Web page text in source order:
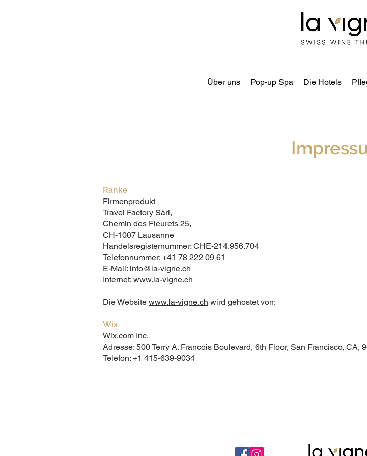
Über uns Pop-up Spa Die Hotels
Ranke
Firmenprodukt
Travel Factory Sàrl,
Chemin des Fleurets 25,
CH-1007 Lausanne
Handelsregisternummer: CHE-214.956.704
Telefonnummer: +41 78 222 09 61
E-Mail: info@la-vigne.ch
Internet: www.la-vigne.ch
Die Website www.la-vigne.ch wird gehostet von:
Wix
Wix.com Inc.
Adresse: 500 Terry A. Francois Boulevard, 6th Floor, San Francisco, CA,
Telefon: +1 415-639-9034